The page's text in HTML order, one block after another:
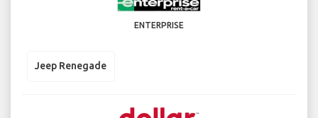
ENTERPRISE
Jeep Renegade